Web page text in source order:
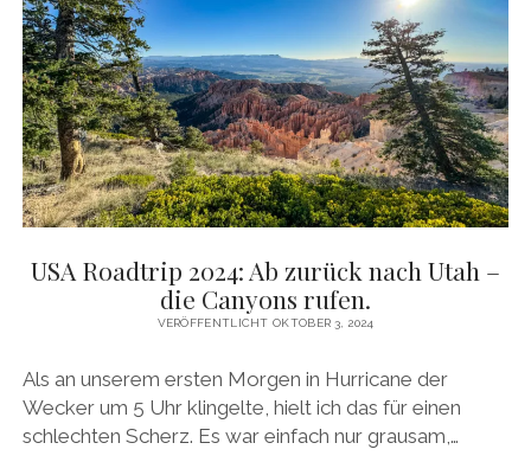
USA Roadtrip 2024: Ab zurück nach Utah –
die Canyons rufen.
VERÖFFENTLICHT OKTOBER 3, 2024
Als an unserem ersten Morgen in Hurricane der
Wecker um 5 Uhr klingelte, hielt ich das für einen
schlechten Scherz. Es war einfach nur grausam,…